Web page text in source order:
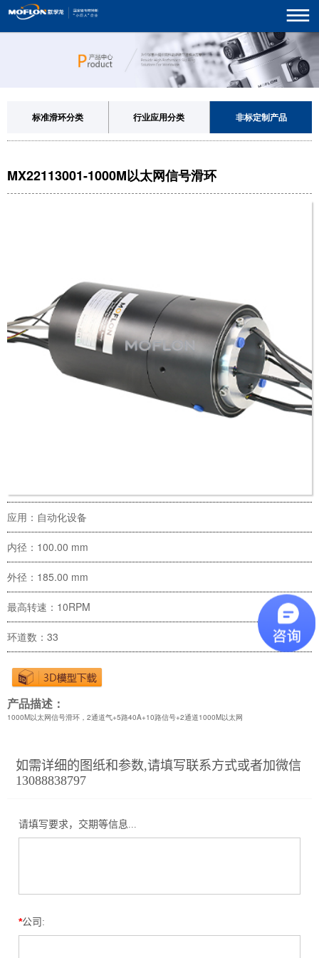
标准滑环分类 行业应用分类 非标定制产品
MX22113001-1000M以太网信号滑环
应用：自动化设备
内径：100.00 mm
外径：185.00 mm
最高转速：10RPM
环道数：33
产品描述：
1000M以太网信号滑环，2通道气+5路40A+10路信号+2通道1000M以太网